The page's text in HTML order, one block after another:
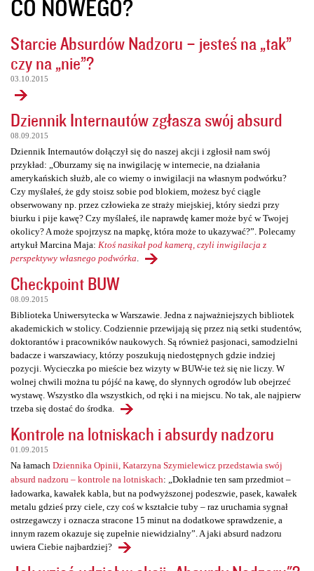
CO NOWEGO?
Starcie Absurdów Nadzoru – jesteś na „tak”
czy na „nie”?
03.10.2015
Dziennik Internautów zgłasza swój absurd
08.09.2015
Dziennik Internautów dołączył się do naszej akcji i zgłosił nam swój
przykład: „Oburzamy się na inwigilację w internecie, na działania
amerykańskich służb, ale co wiemy o inwigilacji na własnym podwórku?
Czy myślałeś, że gdy stoisz sobie pod blokiem, możesz być ciągle
obserwowany np. przez człowieka ze straży miejskiej, który siedzi przy
biurku i pije kawę? Czy myślałeś, ile naprawdę kamer może być w Twojej
okolicy? A może spojrzysz na mapkę, która może to ukazywać?”. Polecamy
artykuł Marcina Maja: Ktoś nasikał pod kamerą, czyli inwigilacja z
perspektywy własnego podwórka
Checkpoint BUW
08.09.2015
Biblioteka Uniwersytecka w Warszawie. Jedna z najważniejszych bibliotek
akademickich w stolicy. Codziennie przewijają się przez nią setki studentów,
doktorantów i pracowników naukowych. Są również pasjonaci, samodzielni
badacze i warszawiacy, którzy poszukują niedostępnych gdzie indziej
pozycji. Wycieczka po mieście bez wizyty w BUW-ie też się nie liczy. W
wolnej chwili można tu pójść na kawę, do słynnych ogrodów lub obejrzeć
wystawę. Wszystko dla wszystkich, od ręki i na miejscu. No tak, ale najpierw
trzeba się dostać do środka.
Kontrole na lotniskach i absurdy nadzoru
01.09.2015
Na łamach Dziennika Opinii, Katarzyna Szymielewicz przedstawia swój
absurd nadzoru – kontrole na lotniskach: „Dokładnie ten sam przedmiot –
ładowarka, kawałek kabla, but na podwyższonej podeszwie, pasek, kawałek
metalu gdzieś przy ciele, czy coś w kształcie tuby – raz uruchamia sygnał
ostrzegawczy i oznacza stracone 15 minut na dodatkowe sprawdzenie, a
innym razem okazuje się zupełnie niewidzialny”. A jaki absurd nadzoru
uwiera Ciebie najbardziej?